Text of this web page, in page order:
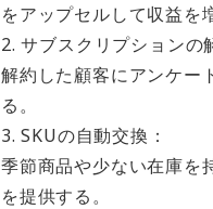
をアップセルして収益を
2. サブスクリプションの
解約した顧客にアンケー
る。
3. SKUの自動交換：
季節商品や少ない在庫を
を提供する。